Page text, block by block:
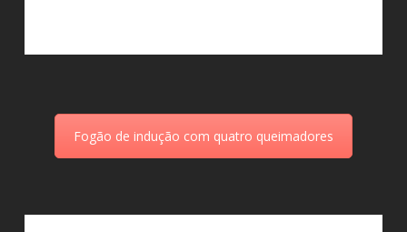
Fogão de indução com quatro queimadores